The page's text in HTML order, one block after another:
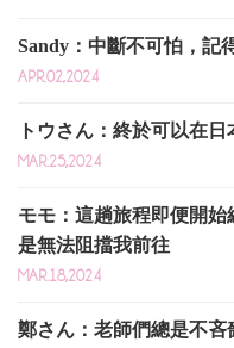
Sandy：中斷不可怕，記
APR.02,2024
トウさん：終於可以在日
MAR.25,2024
モモ：這趟旅程即便開
是無法阻擋我前往
MAR.18,2024
鄭さん：老師們總是不